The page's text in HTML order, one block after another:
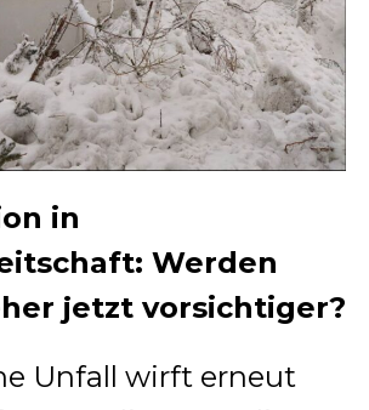
in
Werden
jetzt vorsichtiger?
Unfall wirft erneut